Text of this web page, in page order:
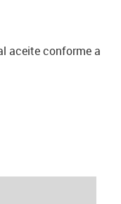
aceite conforme a